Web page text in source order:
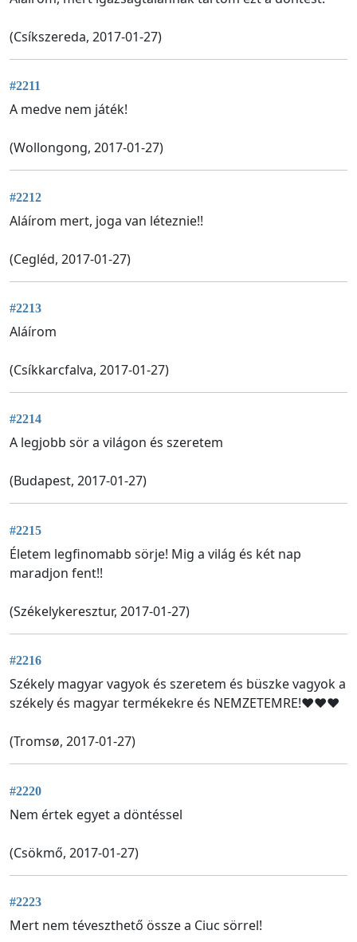
(Csíkszereda, 2017-01-27)
#2211
A medve nem játék!
(Wollongong, 2017-01-27)
#2212
Aláírom mert, joga van léteznie!!
(Cegléd, 2017-01-27)
#2213
Aláírom
(Csíkkarcfalva, 2017-01-27)
#2214
A legjobb sör a világon és szeretem
(Budapest, 2017-01-27)
#2215
Életem legfinomabb sörje! Mig a világ és két nap
maradjon fent!!
(Székelykeresztur, 2017-01-27)
#2216
Székely magyar vagyok és szeretem és büszke vagyok a
székely és magyar termékekre és NEMZETEMRE!❤❤❤
(Tromsø, 2017-01-27)
#2220
Nem értek egyet a döntéssel
(Csökmő, 2017-01-27)
#2223
Mert nem téveszthető össze a Ciuc sörrel!